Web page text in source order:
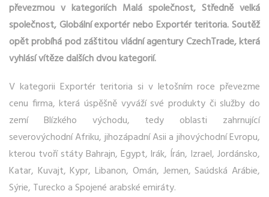
převezmou v kategoriích Malá společnost, Středně velká
společnost, Globální exportér nebo Exportér teritoria. Soutěž
opět probíhá pod záštitou vládní agentury CzechTrade, která
vyhlásí vítěze dalších dvou kategorií.
V kategorii Exportér teritoria si v letošním roce převezme
cenu firma, která úspěšně vyváží své produkty či služby do
zemí Blízkého východu, tedy oblasti zahrnující
severovýchodní Afriku, jihozápadní Asii a jihovýchodní Evropu,
kterou tvoří státy Bahrajn, Egypt, Irák, Írán, Izrael, Jordánsko,
Katar, Kuvajt, Kypr, Libanon, Omán, Jemen, Saúdská Arábie,
Sýrie, Turecko a Spojené arabské emiráty.